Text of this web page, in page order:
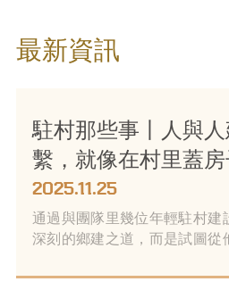
最新資訊​
駐村那些事丨人與
繫，就像在村里蓋房
2025.11.25
通過與團隊里幾位年輕駐村建
深刻的鄉建之道，而是試圖從
窺見當下的鄉村建設與發展。